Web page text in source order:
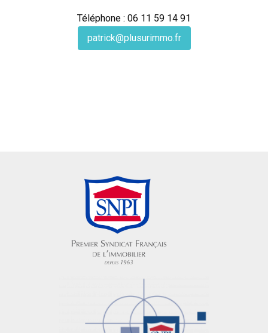
Téléphone : 06 11 59 14 91
patrick@plusurimmo.fr